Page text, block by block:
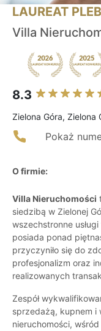
LAUREAT
Villa
8.3
Zielona Góra, Zielona
Pokaż
O firmie:
Villa Nieruchomości
siedzibą w Zielonej
wszechstronne
posiada ponad
przyczyniło się do
profesjonalizm oraz
realizowanych
Zespół
sprzedażą, kupnem i
nieruchomości,